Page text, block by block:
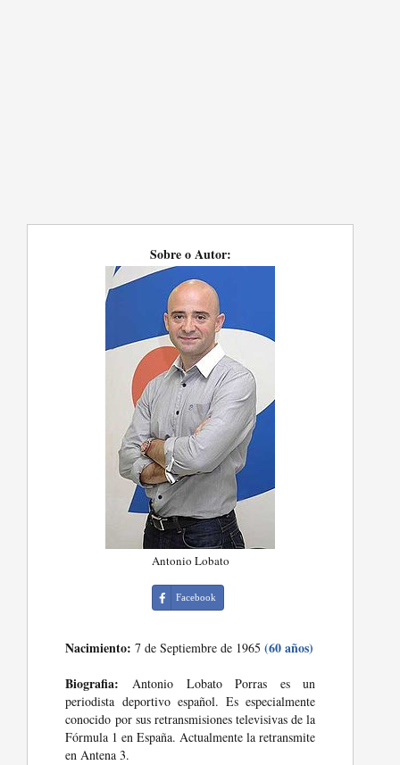
Sobre o Autor:
Antonio Lobato
Facebook
Nacimiento: 7 de Septiembre de 1965(60 años)
Biografia: Antonio Lobato Porras es un
periodista deportivo español. Es especialmente
conocido por sus retransmisiones televisivas de la
Fórmula 1 en España. Actualmente la retransmite
en Antena 3.